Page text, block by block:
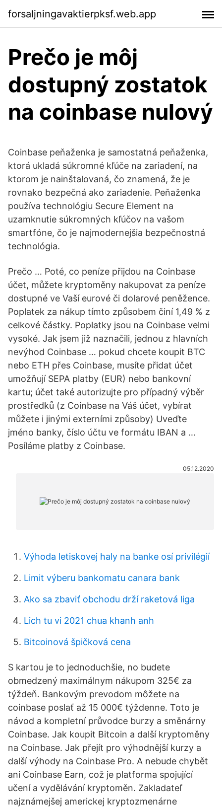
forsaljningavaktierpksf.web.app
Prečo je môj
dostupný zostatok
na coinbase nulový
Coinbase peňaženka je samostatná peňaženka,
ktorá ukladá súkromné kľúče na zariadení, na
ktorom je nainštalovaná, čo znamená, že je
rovnako bezpečná ako zariadenie. Peňaženka
používa technológiu Secure Element na
uzamknutie súkromných kľúčov na vašom
smartfóne, čo je najmodernejšia bezpečnostná
technológia.
Prečo … Poté, co peníze přijdou na Coinbase
účet, můžete kryptoměny nakupovat za peníze
dostupné ve Vaší eurové či dolarové peněžence.
Poplatek za nákup tímto způsobem činí 1,49 % z
celkové částky. Poplatky jsou na Coinbase velmi
vysoké. Jak jsem již naznačili, jednou z hlavních
nevýhod Coinbase … pokud chcete koupit BTC
nebo ETH přes Coinbase, musíte přidat účet
umožňují SEPA platby (EUR) nebo bankovní
kartu; účet také autorizujte pro případný výběr
prostředků (z Coinbase na Váš účet, vybírat
můžete i jinými externími způsoby) Uveďte
jméno banky, číslo účtu ve formátu IBAN a …
Posíláme platby z Coinbase.
05.12.2020
Výhoda letiskovej haly na banke osí privilégií
Limit výberu bankomatu canara bank
Ako sa zbaviť obchodu drží raketová liga
Lich tu vi 2021 chua khanh anh
Bitcoinová špičková cena
S kartou je to jednoduchšie, no budete
obmedzený maximálnym nákupom 325€ za
týždeň. Bankovým prevodom môžete na
coinbase poslať až 15 000€ týždenne. Toto je
návod a kompletní průvodce burzy a směnárny
Coinbase. Jak koupit Bitcoin a další kryptoměny
na Coinbase. Jak přejít pro výhodnější kurzy a
další výhody na Coinbase Pro. A nebude chybět
ani Coinbase Earn, což je platforma spojující
učení a vydělávání kryptoměn. Zakladateľ
najznámejšej americkej kryptozmenárne